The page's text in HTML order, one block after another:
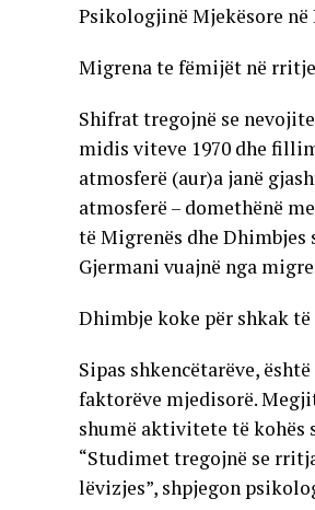
Psikologjinë Mjekësore në
Migrena te fëmijët në rritje
Shifrat tregojnë se
midis viteve 1970 dhe
atmosferë (aur)a janë
atmosferë – domethënë
të Migrenës dhe Dhimbjes
Gjermani vuajnë nga
Dhimbje koke për shkak
Sipas shkencëtarëve,
faktorëve mjedisorë.
shumë aktivitete të kohës
“Studimet tregojnë se
lëvizjes”, shpjegon